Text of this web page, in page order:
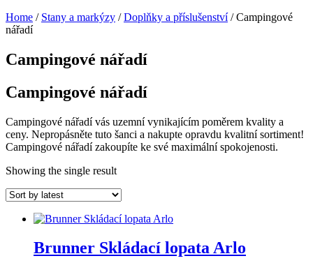
Home / Stany a markýzy /Doplňky a příslušenství/ Campingové
nářadí
Campingové nářadí
Campingové nářadí
Campingové nářadí vás uzemní vynikajícím poměrem kvality a
ceny. Nepropásněte tuto šanci a nakupte opravdu kvalitní sortiment!
Campingové nářadí zakoupíte ke své maximální spokojenosti.
Showing the single result
Brunner Skládací lopata Arlo